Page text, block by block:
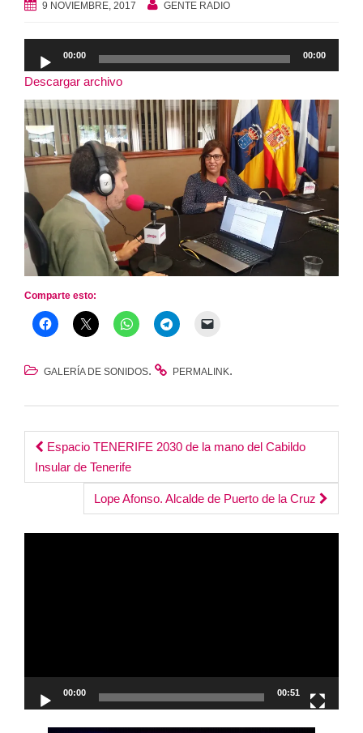
9 NOVIEMBRE, 2017 GENTE RADIO
de
audio
00:00 00:00
Descargar archivo
Comparte esto:
GALERÍA DE SONIDOS. PERMALINK.
Post
navigation
Espacio TENERIFE 2030 de la mano del Cabildo
Insular de Tenerife
Lope Afonso. Alcalde de Puerto de la Cruz
00:00 00:51